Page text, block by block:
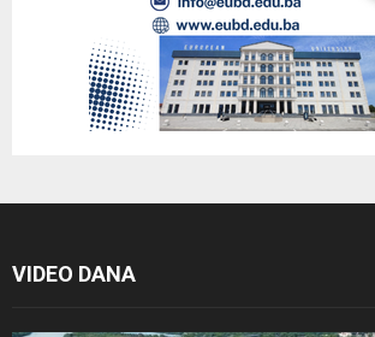
VIDEO DANA